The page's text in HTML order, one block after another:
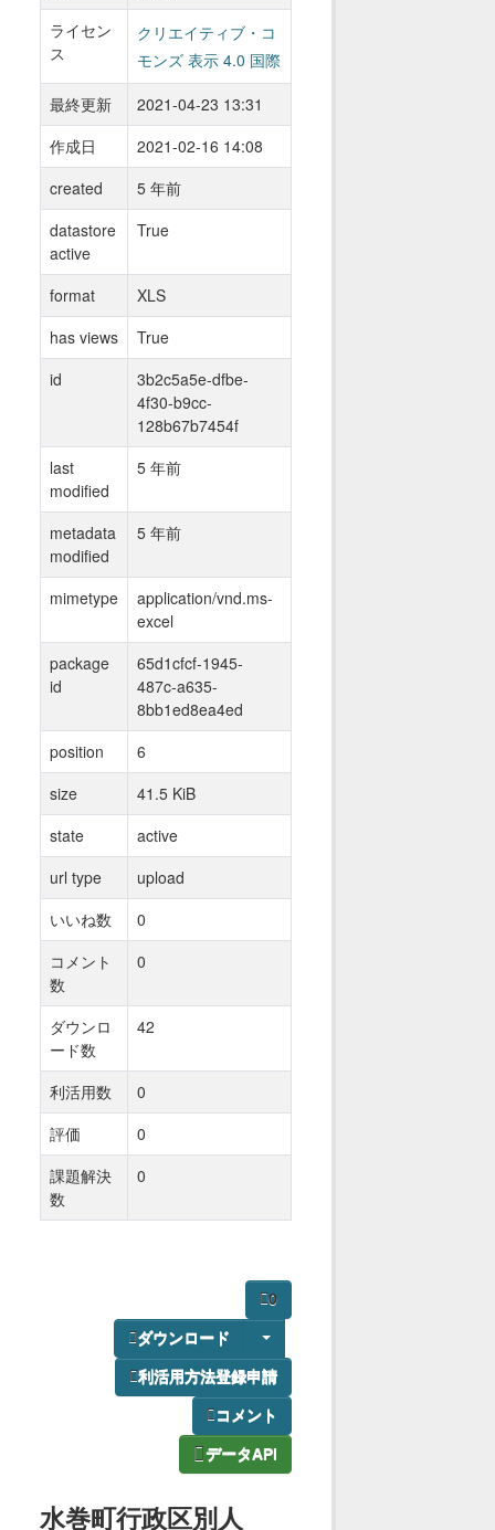
0
ダウンロード
利活用方法登録申請
コメント
データAPI
水巻町行政区別人
ライセン
ス
クリエイティブ・コ
モンズ 表示 4.0 国際
最終更新
2021-04-23 13:31
作成日
2021-02-16 14:08
created
5 年前
datastore
active
True
format
XLS
has views
True
id
3b2c5a5e-dfbe-
4f30-b9cc-
128b67b7454f
last
modified
5 年前
metadata
modified
5 年前
mimetype
application/vnd.ms-
excel
package
id
65d1cfcf-1945-
487c-a635-
8bb1ed8ea4ed
position
6
size
41.5 KiB
state
active
url type
upload
いいね数
0
コメント
数
0
ダウンロ
ード数
42
利活用数
0
評価
0
課題解決
数
0